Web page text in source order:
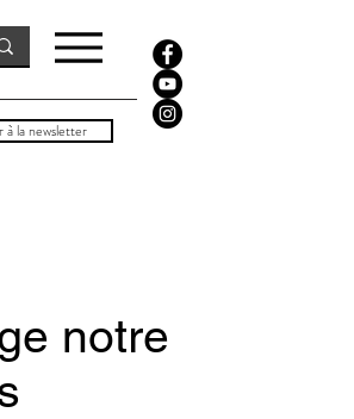
à la newsletter
notre